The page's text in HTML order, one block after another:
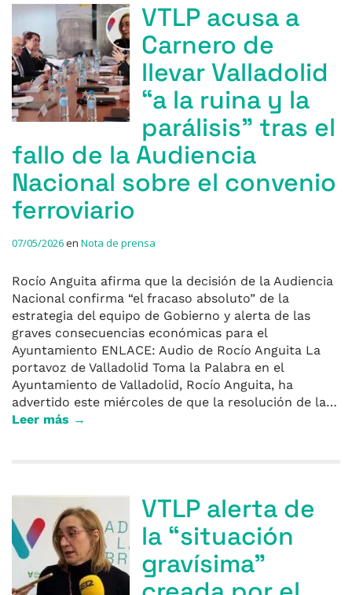
VTLP acusa a
Carnero de
llevar Valladolid
“a la ruina y la
parálisis” tras el
fallo de la Audiencia
Nacional sobre el convenio
ferroviario
07/05/2026en Nota de prensa
Rocío Anguita afirma que la decisión de la Audiencia
Nacional confirma “el fracaso absoluto” de la
estrategia del equipo de Gobierno y alerta de las
graves consecuencias económicas para el
Ayuntamiento ENLACE: Audio de Rocío Anguita La
portavoz de Valladolid Toma la Palabra en el
Ayuntamiento de Valladolid, Rocío Anguita, ha
advertido este miércoles de que la resolución de la…
Leer más →
VTLP alerta de
la “situación
gravísima”